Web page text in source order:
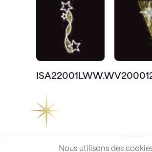
Nous utilisons des
ISA22001LWW.W